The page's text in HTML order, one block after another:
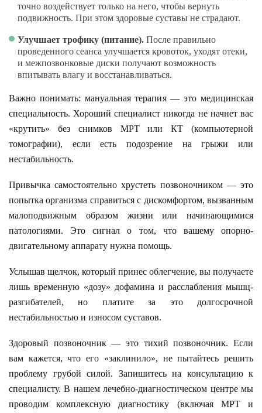
точно воздействует только на него, чтобы вернуть
подвижность. При этом здоровые суставы не страдают.
Улучшает трофику (питание). После правильно
проведенного сеанса улучшается кровоток, уходят отеки,
и межпозвонковые диски получают возможность
впитывать влагу и восстанавливаться.
Важно понимать: мануальная терапия — это медицинская
специальность. Хороший специалист никогда не начнет вас
«крутить» без снимков МРТ или КТ (компьютерной
томографии), если есть подозрение на грыжи или
нестабильность.
Привычка самостоятельно хрустеть позвоночником — это
попытка организма справиться с дискомфортом, вызванным
малоподвижным образом жизни или начинающимися
патологиями. Это сигнал о том, что вашему опорно-
двигательному аппарату нужна помощь.
Услышав щелчок, который принес облегчение, вы получаете
лишь временную «дозу» дофамина и расслабления мышц-
разгибателей, но платите за это долгосрочной
нестабильностью и износом суставов.
Здоровый позвоночник — это тихий позвоночник. Если
вам кажется, что его «заклинило», не пытайтесь решить
проблему грубой силой. Запишитесь на консультацию к
специалисту. В нашем лечебно-диагностическом центре мы
проводим комплексную диагностику (включая МРТ и